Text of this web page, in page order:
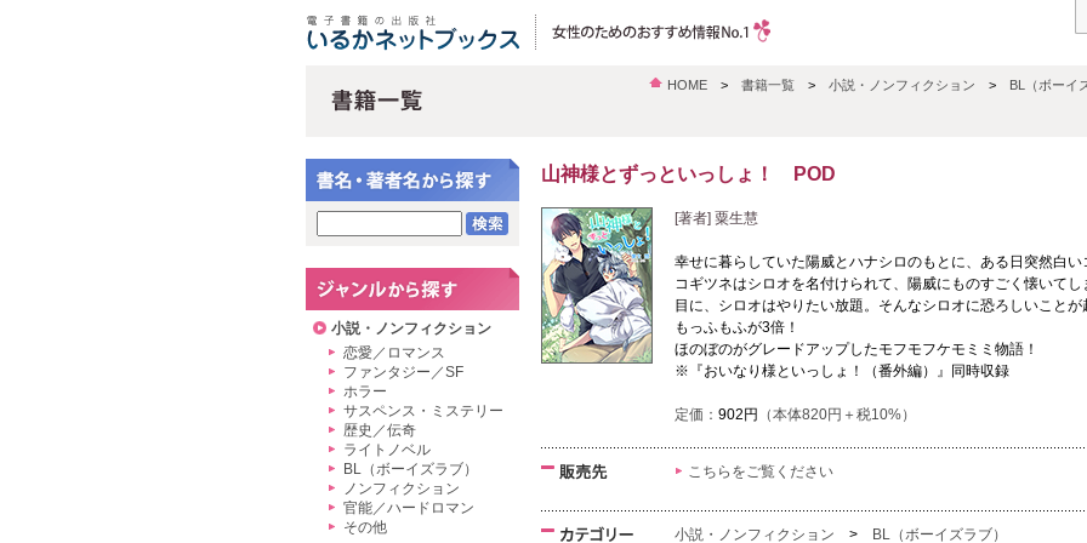
HOME > 書籍一覧 > 小説・ノンフィクション > BL（ボーイ
山神様とずっといっしょ！ POD
[著者] 粟生慧
幸せに暮らしていた陽威とハナシロのもとに、ある日突然白
コギツネはシロオを名付けられて、陽威にものすごく懐いて
目に、シロオはやりたい放題。そんなシロオに恐ろしいこと
もっふもふが3倍！
ほのぼのがグレードアップしたモフモフケモミミ物語！
※『おいなり様といっしょ！（番外編）』同時収録
定価： 902円 （本体820円＋税10%）
こちらをご覧ください
小説・ノンフィクション > BL（ボーイズラブ）
小説・ノンフィクション
恋愛／ロマンス
ファンタジー／SF
ホラー
サスペンス・ミステリー
歴史／伝奇
ライトノベル
BL（ボーイズラブ）
ノンフィクション
官能／ハードロマン
その他